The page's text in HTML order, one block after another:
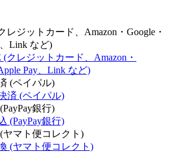
レジットカード、Amazon・Google・
Link など)
(ペイパル)
銀行)
ヤマト便コレクト)